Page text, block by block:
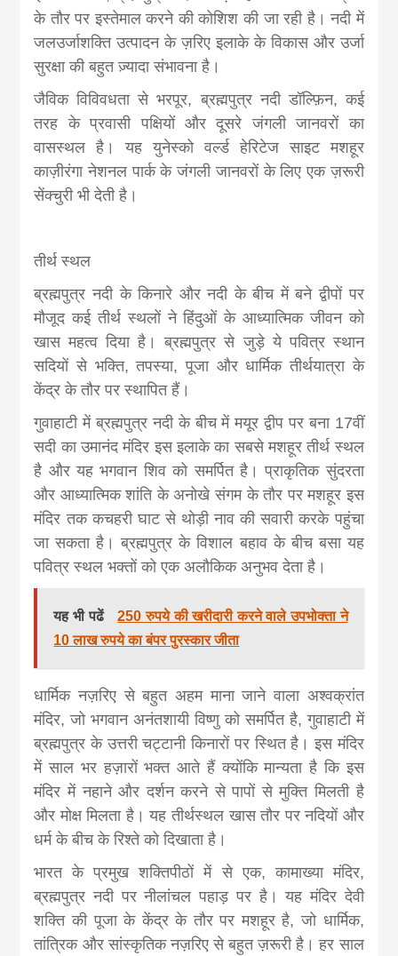
के तौर पर इस्तेमाल करने की कोशिश की जा रही है। नदी में
जलउर्जाशक्ति उत्पादन के ज़रिए इलाके के विकास और उर्जा
सुरक्षा की बहुत ज़्यादा संभावना है।
जैविक विविवधता से भरपूर, ब्रह्मपुत्र नदी डॉल्फ़िन, कई
तरह के प्रवासी पक्षियों और दूसरे जंगली जानवरों का
वासस्थल है। यह युनेस्को वर्ल्ड हेरिटेज साइट मशहूर
काज़ीरंगा नेशनल पार्क के जंगली जानवरों के लिए एक ज़रूरी
सेंक्चुरी भी देती है।
तीर्थ स्थल
ब्रह्मपुत्र नदी के किनारे और नदी के बीच में बने द्वीपों पर
मौजूद कई तीर्थ स्थलों ने हिंदुओं के आध्यात्मिक जीवन को
खास महत्व दिया है। ब्रह्मपुत्र से जुड़े ये पवित्र स्थान
सदियों से भक्ति, तपस्या, पूजा और धार्मिक तीर्थयात्रा के
केंद्र के तौर पर स्थापित हैं।
गुवाहाटी में ब्रह्मपुत्र नदी के बीच में मयूर द्वीप पर बना 17वीं
सदी का उमानंद मंदिर इस इलाके का सबसे मशहूर तीर्थ स्थल
है और यह भगवान शिव को समर्पित है। प्राकृतिक सुंदरता
और आध्यात्मिक शांति के अनोखे संगम के तौर पर मशहूर इस
मंदिर तक कचहरी घाट से थोड़ी नाव की सवारी करके पहुंचा
जा सकता है। ब्रह्मपुत्र के विशाल बहाव के बीच बसा यह
पवित्र स्थल भक्तों को एक अलौकिक अनुभव देता है।
यह भी पढें
250 रुपये की खरीदारी करने वाले उपभोक्ता ने
10 लाख रुपये का बंपर पुरस्कार जीता
धार्मिक नज़रिए से बहुत अहम माना जाने वाला अश्वक्रांत
मंदिर, जो भगवान अनंतशायी विष्णु को समर्पित है, गुवाहाटी में
ब्रह्मपुत्र के उत्तरी चट्टानी किनारों पर स्थित है। इस मंदिर
में साल भर हज़ारों भक्त आते हैं क्योंकि मान्यता है कि इस
मंदिर में नहाने और दर्शन करने से पापों से मुक्ति मिलती है
और मोक्ष मिलता है। यह तीर्थस्थल खास तौर पर नदियों और
धर्म के बीच के रिश्ते को दिखाता है।
भारत के प्रमुख शक्तिपीठों में से एक, कामाख्या मंदिर,
ब्रह्मपुत्र नदी पर नीलांचल पहाड़ पर है। यह मंदिर देवी
शक्ति की पूजा के केंद्र के तौर पर मशहूर है, जो धार्मिक,
तांत्रिक और सांस्कृतिक नज़रिए से बहुत ज़रूरी है। हर साल